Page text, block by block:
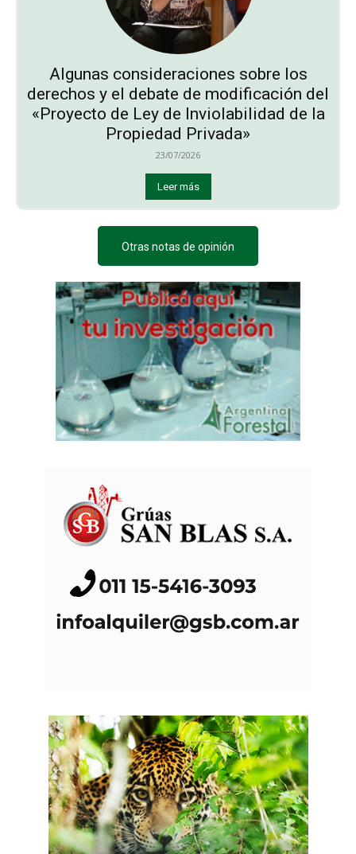
Algunas consideraciones sobre los
derechos y el debate de modificación del
«Proyecto de Ley de Inviolabilidad de la
Propiedad Privada»
23/07/2026
Leer más
Otras notas de opinión